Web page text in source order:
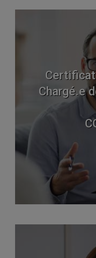
Chargé.e